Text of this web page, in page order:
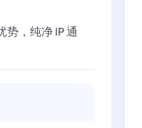
，纯净 IP 通